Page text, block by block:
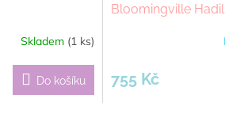
Skladem (1 ks)
Do košíku
Bloomingville
755 Kč